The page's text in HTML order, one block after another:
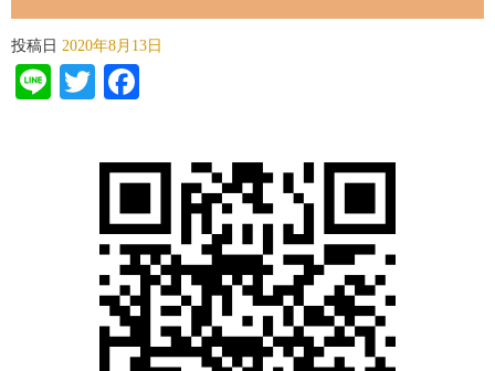
投稿日 2020年8月13日
LineTwitter